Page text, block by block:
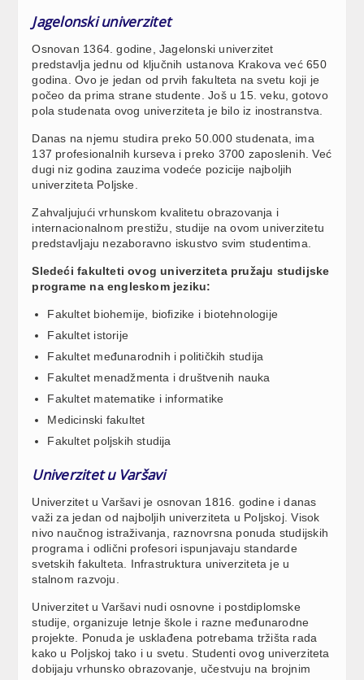
Jagelonski univerzitet
Osnovan 1364. godine, Jagelonski univerzitet
predstavlja jednu od ključnih ustanova Krakova već 650
godina. Ovo je jedan od prvih fakulteta na svetu koji je
počeo da prima strane studente. Još u 15. veku, gotovo
pola studenata ovog univerziteta je bilo iz inostranstva.
Danas na njemu studira preko 50.000 studenata, ima
137 profesionalnih kurseva i preko 3700 zaposlenih. Već
dugi niz godina zauzima vodeće pozicije najboljih
univerziteta Poljske.
Zahvaljujući vrhunskom kvalitetu obrazovanja i
internacionalnom prestižu, studije na ovom univerzitetu
predstavljaju nezaboravno iskustvo svim studentima.
Sledeći fakulteti ovog univerziteta pružaju studijske
programe na engleskom jeziku:
Fakultet biohemije, biofizike i biotehnologije
Fakultet istorije
Fakultet međunarodnih i političkih studija
Fakultet menadžmenta i društvenih nauka
Fakultet matematike i informatike
Medicinski fakultet
Fakultet poljskih studija
Univerzitet u Varšavi
Univerzitet u Varšavi je osnovan 1816. godine i danas
važi za jedan od najboljih univerziteta u Poljskoj. Visok
nivo naučnog istraživanja, raznovrsna ponuda studijskih
programa i odlični profesori ispunjavaju standarde
svetskih fakulteta. Infrastruktura univerziteta je u
stalnom razvoju.
Univerzitet u Varšavi nudi osnovne i postdiplomske
studije, organizuje letnje škole i razne međunarodne
projekte. Ponuda je usklađena potrebama tržišta rada
kako u Poljskoj tako i u svetu. Studenti ovog univerziteta
dobijaju vrhunsko obrazovanje, učestvuju na brojnim